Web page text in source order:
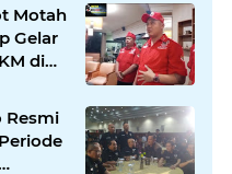
Motah
Gelar
di
Resmi